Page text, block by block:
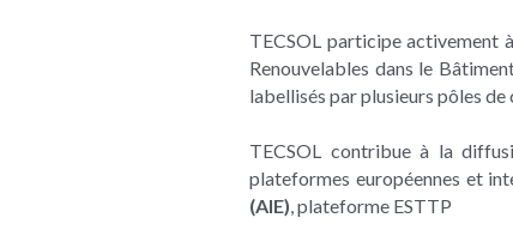
TECSOL participe activement
Renouvelables dans le
labellisés par plusieurs pôles
TECSOL contribue à la
plateformes européennes et
(AIE), plateforme ESTTP